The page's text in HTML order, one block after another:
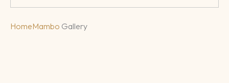
HomeMambo Gallery